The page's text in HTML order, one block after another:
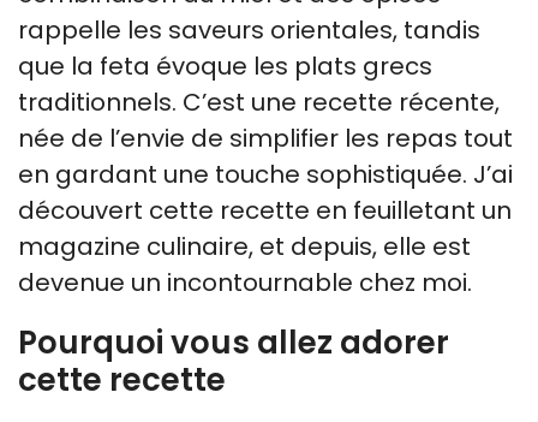
rappelle les saveurs orientales, tandis
que la feta évoque les plats grecs
traditionnels. C’est une recette récente,
née de l’envie de simplifier les repas tout
en gardant une touche sophistiquée. J’ai
découvert cette recette en feuilletant un
magazine culinaire, et depuis, elle est
devenue un incontournable chez moi.
Pourquoi vous allez adorer
cette recette